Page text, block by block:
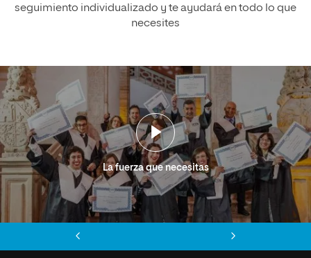
seguimiento individualizado y te ayudará en todo lo que
necesites
La fuerza que necesitas